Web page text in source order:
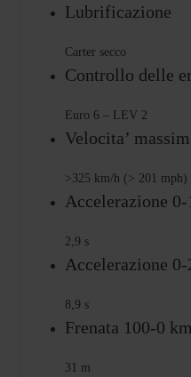
Lubrificazione
Carter secco
Controllo delle
Euro 6 – LEV 2
Velocita’
>325 km/h (> 201 mph)
Accelerazione
2,9 s
Accelerazione
8,9 s
Frenata 100-0
31 m